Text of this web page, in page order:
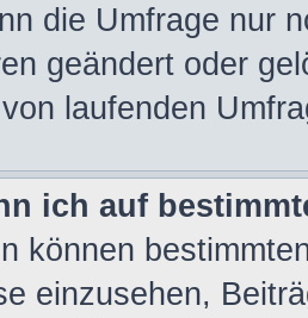
die Umfrage nur
geändert oder
laufenden
ich auf
können
einzusehen,